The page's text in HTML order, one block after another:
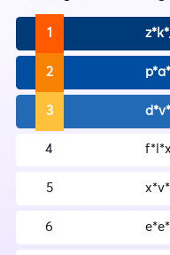
1
2
3
4
5
6